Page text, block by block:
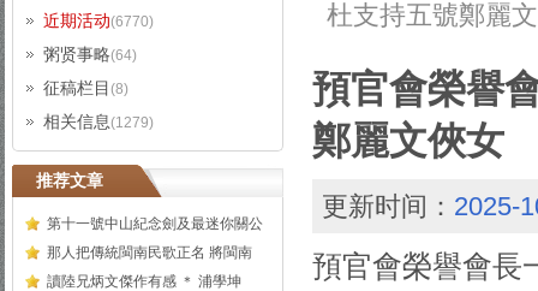
近期活动(6770)
粥贤事略(64)
征稿栏目 (8)
相关信息(1279)
推荐文章
第十一號中山紀念劍及最迷你關公
那人把傳統閩南民歌正名 將閩南
讀陸兄炳文傑作有感 ＊ 浦學坤
杜支持五號鄭麗
預官會榮譽
鄭麗文俠女
更新时间： 2025-
預官會榮譽會長